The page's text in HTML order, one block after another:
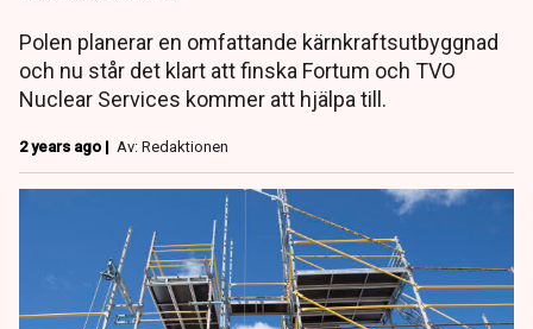
Polen planerar en omfattande kärnkraftsutbyggnad
och nu står det klart att finska Fortum och TVO
Nuclear Services kommer att hjälpa till.
2 years ago | Av: Redaktionen